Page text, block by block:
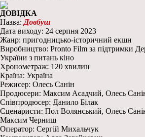
ДОВІДКА
Назва: Довбуш
Дата виходу: 24 серпня 2023
Жанр: пригодницько-історичний екшн
Виробництво: Pronto Film за підтримки
України з питань кіно
Хронометраж: 120 хвилин
Країна: Україна
Режисер: Олесь Санін
Продюсери: Максим Асадчий, Олесь
Співпродюсер: Данило Білак
Сценаристи: Пол Волянський, Олесь
Максим Черниш
Оператор: Сергій Михальчук